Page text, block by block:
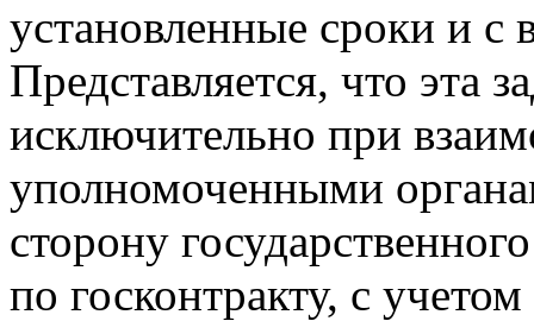
установленные сроки и с
Представляется, что эта
исключительно при
уполномоченными
сторону
по госконтракту, с